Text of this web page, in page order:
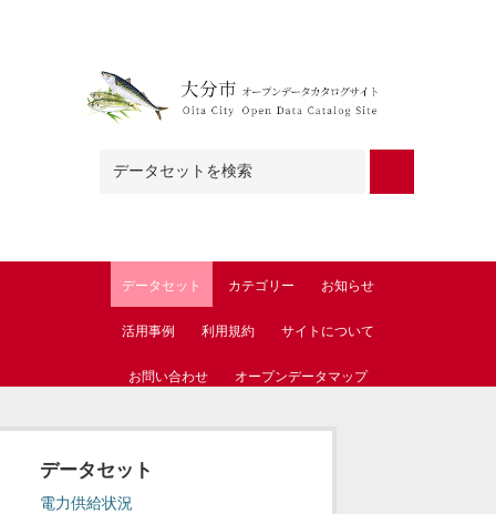
データセット カテゴリー お知らせ
活用事例 利用規約 サイトについて
お問い合わせ オープンデータマップ
データセット
電力供給状況